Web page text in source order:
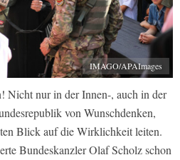
IMAGO/APAImages
Nicht nur in der Innen-, auch in der
von Wunschdenken,
Blick auf die Wirklichkeit leiten.
Bundeskanzler Olaf Scholz schon